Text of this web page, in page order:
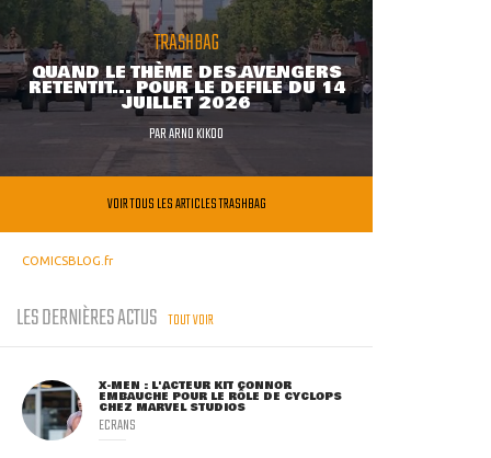
TRASHBAG
QUAND LE THÈME DES AVENGERS
RETENTIT... POUR LE DÉFILÉ DU 14
JUILLET 2026
PARARNO KIKOO
VOIR TOUS LES ARTICLES TRASHBAG
COMICSBLOG.fr
LES DERNIÈRES ACTUS TOUT VOIR
X-MEN : L'ACTEUR KIT CONNOR
EMBAUCHÉ POUR LE RÔLE DE CYCLOPS
CHEZ MARVEL STUDIOS
ECRANS